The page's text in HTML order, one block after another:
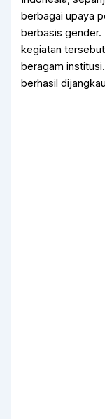
berbagai upaya
berbasis gender.
kegiatan
beragam
berhasil